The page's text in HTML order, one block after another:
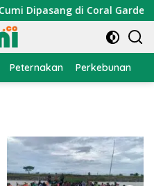
di Coral Garden
Peternakan Perkebunan